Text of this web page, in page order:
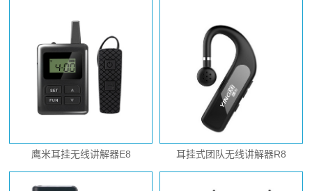
鹰米耳挂无线讲解器E8 耳挂式团队无线讲解器R8